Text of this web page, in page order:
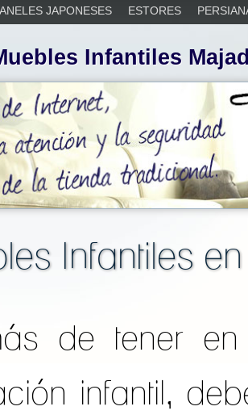
JAPONESES ESTORES
Infantiles
Infantiles
de tener
infantil,